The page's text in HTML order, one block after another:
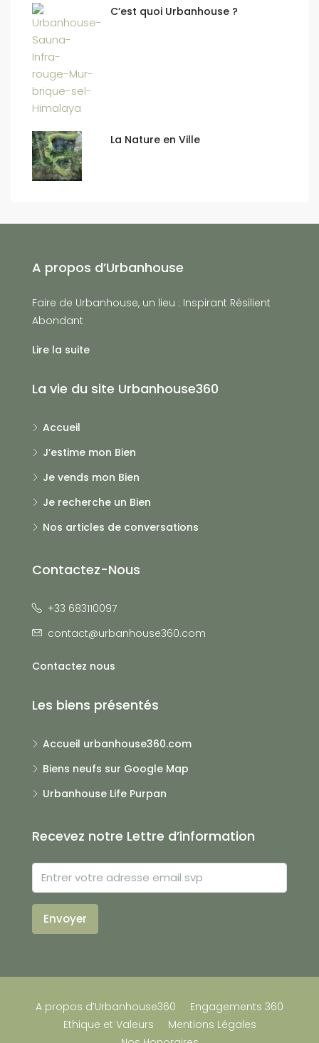
C’est quoi Urbanhouse ?
La Nature en Ville
A propos d’Urbanhouse
Faire de Urbanhouse, un lieu : Inspirant Résilient
Abondant
Lire la suite
La vie du site Urbanhouse360
Accueil
J’estime mon Bien
Je vends mon Bien
Je recherche un Bien
Nos articles de conversations
Contactez-Nous
+33 683110097
contact@urbanhouse360.com
Contactez nous
Les biens présentés
Accueil urbanhouse360.com
Biens neufs sur Google Map
Urbanhouse Life Purpan
Recevez notre Lettre d’information
Envoyer
A propos d’Urbanhouse360
Engagements 360
Ethique et Valeurs
Mentions Légales